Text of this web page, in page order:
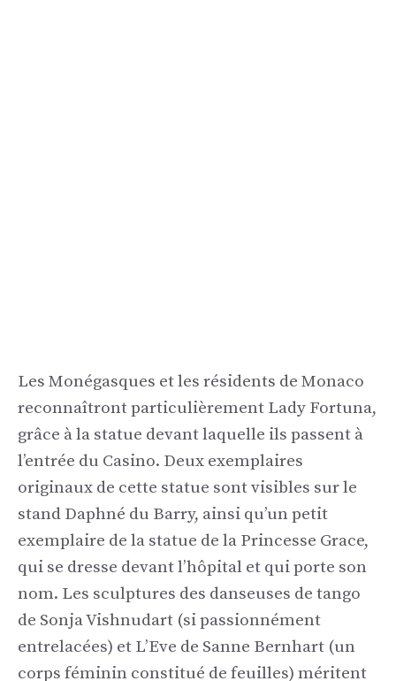
Les Monégasques et les résidents de Monaco
reconnaîtront particulièrement Lady Fortuna,
grâce à la statue devant laquelle ils passent à
l’entrée du Casino. Deux exemplaires
originaux de cette statue sont visibles sur le
stand Daphné du Barry, ainsi qu’un petit
exemplaire de la statue de la Princesse Grace,
qui se dresse devant l’hôpital et qui porte son
nom. Les sculptures des danseuses de tango
de Sonja Vishnudart (si passionnément
entrelacées) et L’Eve de Sanne Bernhart (un
corps féminin constitué de feuilles) méritent